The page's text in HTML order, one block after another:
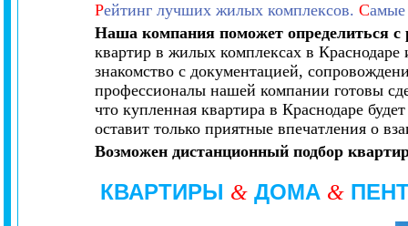
Рейтинг лучших жилых комплексов. С
Наша компания поможет определиться с
квартир в жилых комплексах в
знакомство с документацией,
профессионалы нашей компании готовы
что купленная квартира в Краснодаре
оставит только приятные впечатления о
Возможен дистанционный подбор
КВАРТИРЫ & ДОМА &